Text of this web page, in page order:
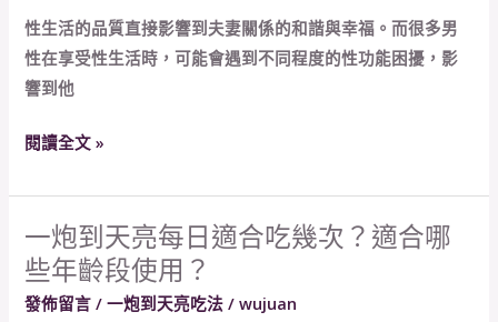
服
用
可
嗎？
性生活的品質直接影響到夫妻關係的和諧與幸福。而很多男
性在享受性生活時，可能會遇到不同程度的性功能困擾，影
響到他
亮
吃
法
重
振
雄
風
閱讀全文 »
一炮到天亮每日適合吃幾次？適合哪
些年齡段使用？
發佈留言 /一炮到天亮吃法 /wujuan
一
炮
到